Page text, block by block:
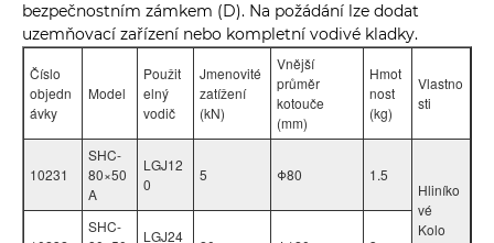
bezpečnostním zámkem (D). Na požádání lze dodat
uzemňovací zařízení nebo kompletní vodivé kladky.
Číslo
objedn
ávky
Model
Použit
elný
vodič
Jmenovité
zatížení
(kN)
Vnější
průměr
kotouče
(mm)
Hmot
nost
(kg)
Vlastno
sti
10231
SHC-
80×50
A
LGJ12
0
5 Φ80
1.5
Hliníko
vé
Kolo
SHC-
LGJ24